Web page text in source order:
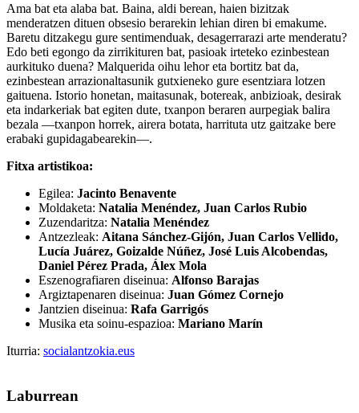
Ama bat eta alaba bat. Baina, aldi berean, haien bizitzak
menderatzen dituen obsesio berarekin lehian diren bi emakume.
Baretu ditzakegu gure sentimenduak, desagerrarazi arte menderatu?
Edo beti egongo da zirrikituren bat, pasioak irteteko ezinbestean
aurkituko duena? Malquerida oihu lehor eta bortitz bat da,
ezinbestean arrazionaltasunik gutxieneko gure esentziara lotzen
gaituena. Istorio honetan, maitasunak, botereak, anbizioak, desirak
eta indarkeriak bat egiten dute, txanpon beraren aurpegiak balira
bezala —txanpon horrek, airera botata, harrituta utz gaitzake bere
erabaki gupidagabearekin—.
Fitxa artistikoa:
Egilea: Jacinto Benavente
Moldaketa: Natalia Menéndez, Juan Carlos Rubio
Zuzendaritza: Natalia Menéndez
Antzezleak: Aitana Sánchez-Gijón, Juan Carlos Vellido,
Lucía Juárez, Goizalde Núñez, José Luis Alcobendas,
Daniel Pérez Prada, Álex Mola
Eszenografiaren diseinua: Alfonso Barajas
Argiztapenaren diseinua: Juan Gómez Cornejo
Jantzien diseinua: Rafa Garrigós
Musika eta soinu-espazioa: Mariano Marín
Iturria: socialantzokia.eus
Laburrean